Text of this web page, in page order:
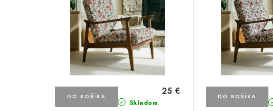
Skladom
25 €
DO KOŠÍKA DO KOŠÍKA